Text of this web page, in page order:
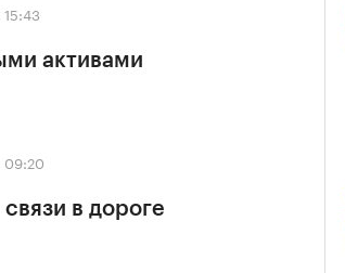
активами
09:20
в дороге